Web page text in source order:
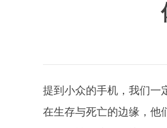
提到小众的手机，我们一
在生存与死亡的边缘，他